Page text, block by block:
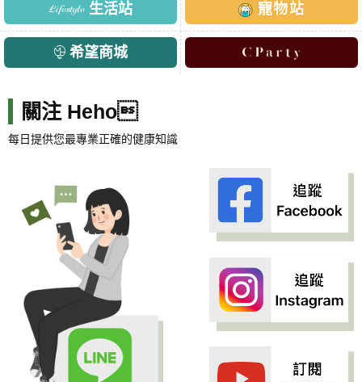
生活站 寵物站
希望商城
關注 Heho
每日提供您最專業正確的健康知識